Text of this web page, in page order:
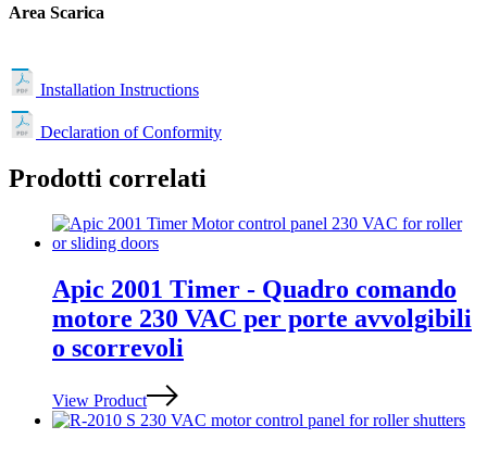
Area Scarica
Installation Instructions
Declaration of Conformity
Prodotti correlati
Apic 2001 Timer - Quadro comando
motore 230 VAC per porte avvolgibili
o scorrevoli
View Product